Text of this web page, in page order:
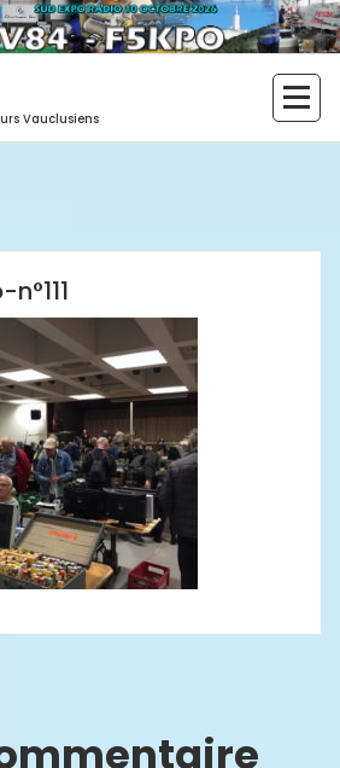
Vauclusiens